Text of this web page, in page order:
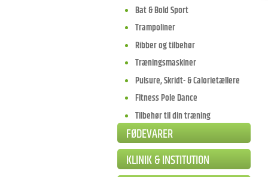
Bat & Bold Sport
Trampoliner
Ribber og tilbehør
Træningsmaskiner
Pulsure, Skridt- & Calorietællere
Fitness Pole Dance
Tilbehør til din træning
FØDEVARER
KLINIK & INSTITUTION